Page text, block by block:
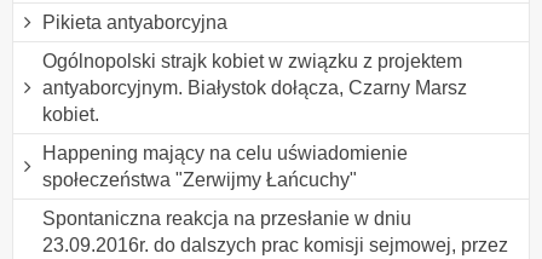
Pikieta antyaborcyjna
Ogólnopolski strajk kobiet w związku z projektem
antyaborcyjnym. Białystok dołącza, Czarny Marsz
kobiet.
Happening mający na celu uświadomienie
społeczeństwa "Zerwijmy Łańcuchy"
Spontaniczna reakcja na przesłanie w dniu
23.09.2016r. do dalszych prac komisji sejmowej, przez